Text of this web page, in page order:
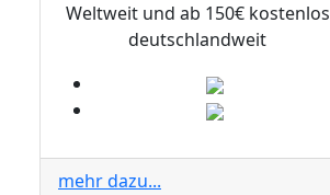
Weltweit und ab 150€ kostenlos
deutschlandweit
mehr dazu...